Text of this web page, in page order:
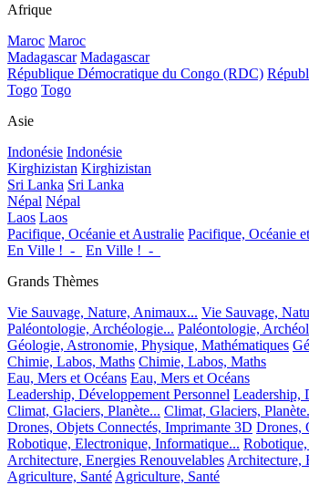
Afrique
Maroc Maroc
Madagascar Madagascar
République Démocratique du Congo (RDC)
Togo Togo
Asie
Indonésie Indonésie
Kirghizistan Kirghizistan
Sri Lanka Sri Lanka
Népal Népal
Laos Laos
Pacifique, Océanie et Australie Pacifique, Océanie
En Ville !_-_
En Ville !_-_
Grands Thèmes
Vie Sauvage, Nature, Animaux... Vie Sauvage,
Paléontologie, Archéologie... Paléontologie,
Géologie, Astronomie, Physique, Mathématiques
Chimie, Labos, Maths Chimie, Labos, Maths
Eau, Mers et Océans Eau, Mers et Océans
Leadership, Développement Personnel Leadership,
Climat, Glaciers, Planète... Climat, Glaciers,
Drones, Objets Connectés, Imprimante 3D Drones,
Robotique, Electronique, Informatique...
Architecture, Energies Renouvelables Architecture,
Agriculture, Santé Agriculture, Santé